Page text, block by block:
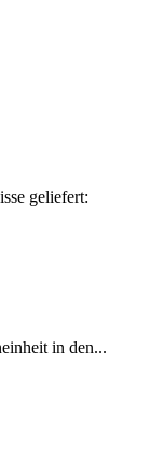
geliefert:
in den...